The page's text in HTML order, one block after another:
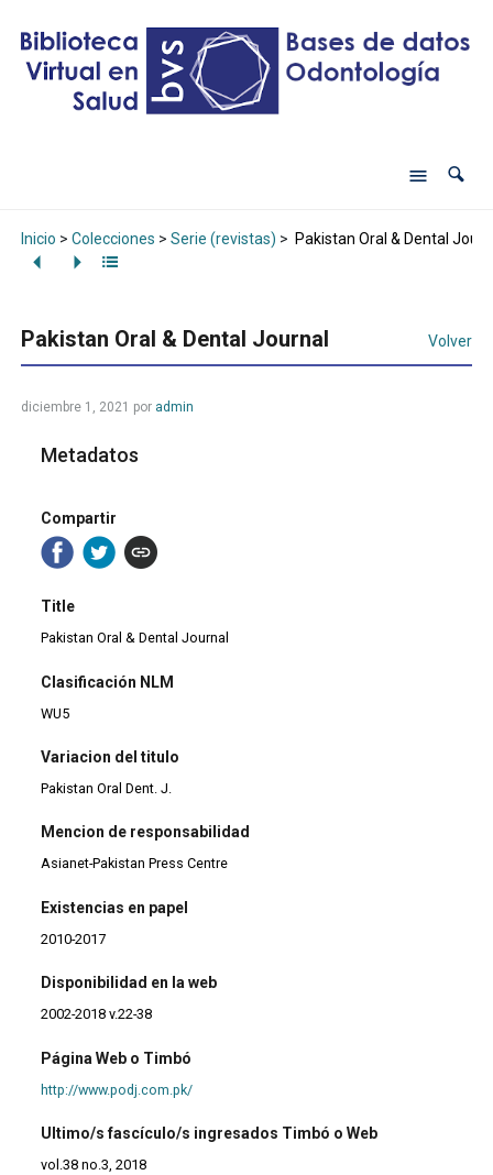
Inicio > Colecciones > Serie (revistas) > Pakistan Oral & Dental
Pakistan Oral & Dental Journal Volver
diciembre 1, 2021 por admin
Metadatos
Compartir
Title
Pakistan Oral & Dental Journal
Clasificación NLM
WU5
Variacion del titulo
Pakistan Oral Dent. J.
Mencion de responsabilidad
Asianet-Pakistan Press Centre
Existencias en papel
2010-2017
Disponibilidad en la web
2002-2018 v.22-38
Página Web o Timbó
http://www.podj.com.pk/
Ultimo/s fascículo/s ingresados Timbó o Web
vol.38 no.3, 2018